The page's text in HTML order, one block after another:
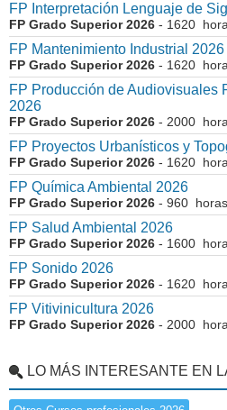
FP Interpretación Lenguaje de
FP Grado Superior 2026 - 1620
FP Mantenimiento Industrial 2026
FP Grado Superior 2026 - 1620
FP Producción de Audiovisuales
2026
FP Grado Superior 2026 - 2000
FP Proyectos Urbanísticos y
FP Grado Superior 2026 - 1620
FP Química Ambiental 2026
FP Grado Superior 2026 - 960 horas
FP Salud Ambiental 2026
FP Grado Superior 2026 - 1600
FP Sonido 2026
FP Grado Superior 2026 - 1620
FP Vitivinicultura 2026
FP Grado Superior 2026 - 2000
LO MÁS INTERESANTE EN